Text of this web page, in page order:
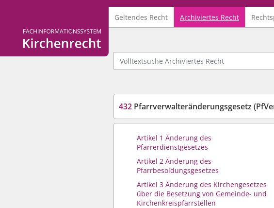
Logo Fachinformationssystem Kirchenrecht
Geltendes Recht Archiviertes Recht
Volltextsuche Archiviertes Recht
432 Pfarrverwalteränderungsgesetz
Artikel 1 Änderung des
Pfarrerdienstgesetzes
Artikel 2 Änderung des
Pfarrbesoldungsgesetzes
Artikel 3 Änderung des Kirchengesetzes
über die Besetzung von Gemeinde- und
Kirchenkreispfarrstellen